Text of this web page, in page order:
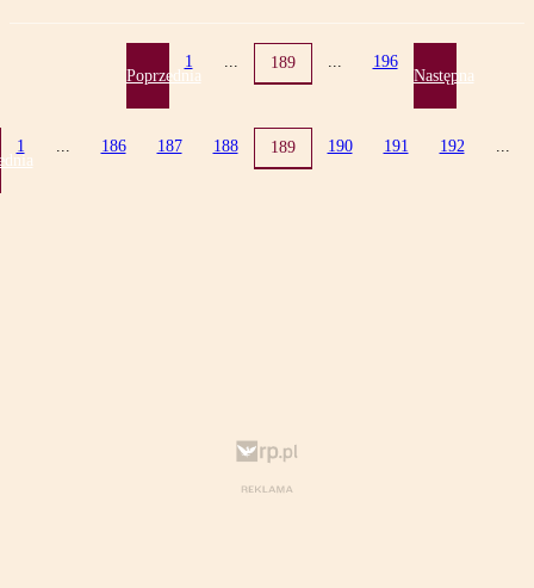
Poprzednia
1 ... 189 ... 196
Następna
1 ... 186 187 188 189 190 191 192 ...